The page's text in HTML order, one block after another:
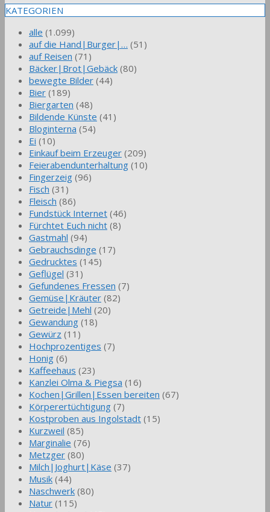
KATEGORIEN
alle (1.099)
auf die Hand|Burger|… (51)
auf Reisen (71)
Bäcker|Brot|Gebäck (80)
bewegte Bilder (44)
Bier (189)
Biergarten (48)
Bildende Künste (41)
Bloginterna (54)
Ei (10)
Einkauf beim Erzeuger (209)
Feierabendunterhaltung (10)
Fingerzeig (96)
Fisch (31)
Fleisch (86)
Fundstück Internet (46)
Fürchtet Euch nicht (8)
Gastmahl (94)
Gebrauchsdinge (17)
Gedrucktes (145)
Geflügel (31)
Gefundenes Fressen (7)
Gemüse|Kräuter (82)
Getreide|Mehl (20)
Gewandung (18)
Gewürz (11)
Hochprozentiges (7)
Honig (6)
Kaffeehaus (23)
Kanzlei Olma & Piegsa (16)
Kochen|Grillen|Essen bereiten (67)
Körperertüchtigung (7)
Kostproben aus Ingolstadt (15)
Kurzweil (85)
Marginalie (76)
Metzger (80)
Milch|Joghurt|Käse (37)
Musik (44)
Naschwerk (80)
Natur (115)